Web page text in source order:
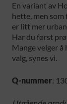
En variant av
hette, men som
er litt mer
Har du først
Mange velger å
valg, synes vi.
Q-nummer: